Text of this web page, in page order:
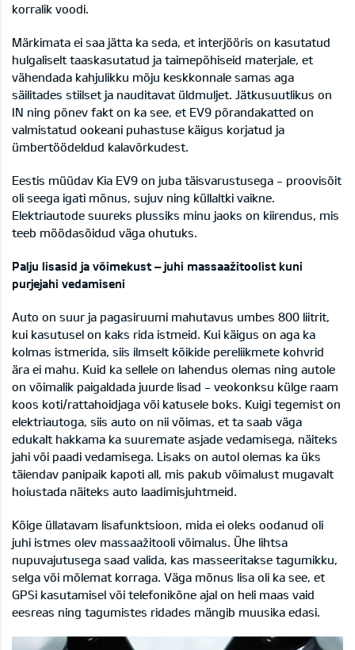
korralik voodi.
Märkimata ei saa jätta ka seda, et interjööris on kasutatud
hulgaliselt taaskasutatud ja taimepõhiseid materjale, et
vähendada kahjulikku mõju keskkonnale samas aga
säilitades stiilset ja nauditavat üldmuljet. Jätkusuutlikus on
IN ning põnev fakt on ka see, et EV9 põrandakatted on
valmistatud ookeani puhastuse käigus korjatud ja
ümbertöödeldud kalavõrkudest.
Eestis müüdav Kia EV9 on juba täisvarustusega - proovisõit
oli seega igati mõnus, sujuv ning küllaltki vaikne.
Elektriautode suureks plussiks minu jaoks on kiirendus, mis
teeb möödasõidud väga ohutuks.
Palju lisasid ja võimekust – juhi massaažitoolist kuni
purjejahi vedamiseni
Auto on suur ja pagasiruumi mahutavus umbes 800 liitrit,
kui kasutusel on kaks rida istmeid. Kui käigus on aga ka
kolmas istmerida, siis ilmselt kõikide pereliikmete kohvrid
ära ei mahu. Kuid ka sellele on lahendus olemas ning autole
on võimalik paigaldada juurde lisad - veokonksu külge raam
koos koti/rattahoidjaga või katusele boks. Kuigi tegemist on
elektriautoga, siis auto on nii võimas, et ta saab väga
edukalt hakkama ka suuremate asjade vedamisega, näiteks
jahi või paadi vedamisega. Lisaks on autol olemas ka üks
täiendav panipaik kapoti all, mis pakub võimalust mugavalt
hoiustada näiteks auto laadimisjuhtmeid.
Kõige üllatavam lisafunktsioon, mida ei oleks oodanud oli
juhi istmes olev massaažitooli võimalus. Ühe lihtsa
nupuvajutusega saad valida, kas masseeritakse tagumikku,
selga või mõlemat korraga. Väga mõnus lisa oli ka see, et
GPSi kasutamisel või telefonikõne ajal on heli maas vaid
eesreas ning tagumistes ridades mängib muusika edasi.